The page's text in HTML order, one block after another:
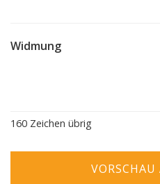
Widmung
160 Zeichen übrig